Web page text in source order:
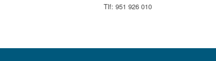
Tlf: 951 926 010